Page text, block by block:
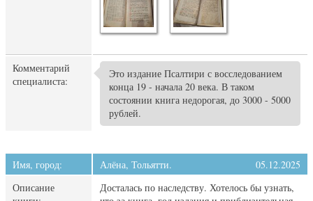
Комментарий
специалиста:
Это издание Псалтири с восследованием
конца 19 - начала 20 века. В таком
состоянии книга недорогая, до 3000 - 5000
рублей.
Имя, город: Алёна, Тольятти.
05.12.2025
Описание
Досталась по наследству. Хотелось бы узнать,